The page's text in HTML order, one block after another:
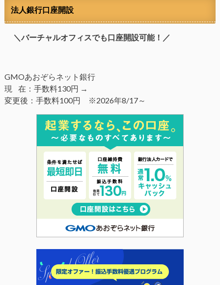
法人銀行口座開設
＼バーチャルオフィスでも口座開設可能！／
GMOあおぞらネット銀行
現 在：手数料130円 →
変更後：手数料100円 ※2026年8/17～